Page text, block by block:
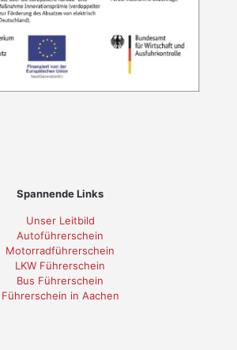
Spannende Links
Unser Leitbild
Autoführerschein
Motorradführerschein
LKW Führerschein
Bus Führerschein
Führerschein in Aachen